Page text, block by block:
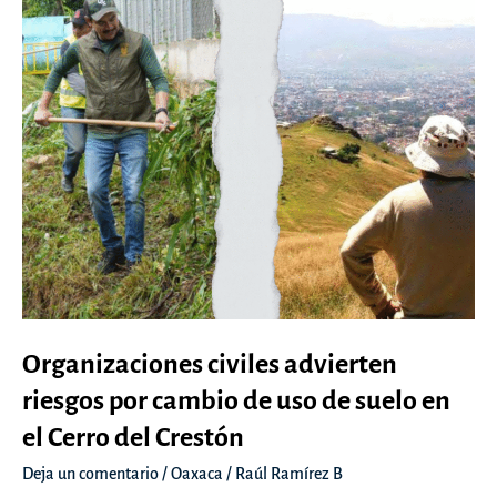
Organizaciones civiles advierten
riesgos por cambio de uso de suelo en
el Cerro del Crestón
Deja un comentario/Oaxaca / Raúl Ramírez B